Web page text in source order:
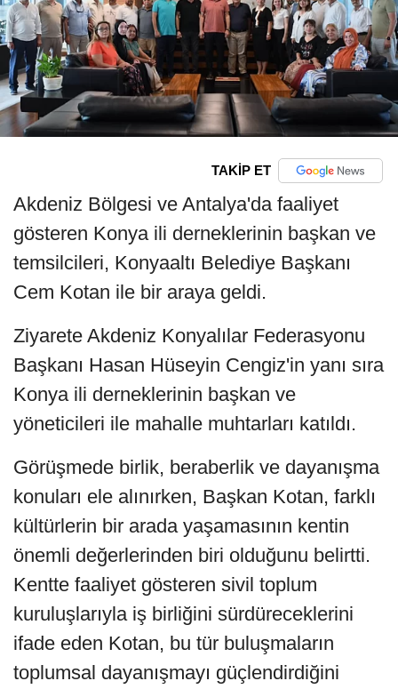
TAKİP ET
Akdeniz Bölgesi ve Antalya'da faaliyet
gösteren Konya ili derneklerinin başkan ve
temsilcileri, Konyaaltı Belediye Başkanı
Cem Kotan ile bir araya geldi.
Ziyarete Akdeniz Konyalılar Federasyonu
Başkanı Hasan Hüseyin Cengiz'in yanı sıra
Konya ili derneklerinin başkan ve
yöneticileri ile mahalle muhtarları katıldı.
Görüşmede birlik, beraberlik ve dayanışma
konuları ele alınırken, Başkan Kotan, farklı
kültürlerin bir arada yaşamasının kentin
önemli değerlerinden biri olduğunu belirtti.
Kentte faaliyet gösteren sivil toplum
kuruluşlarıyla iş birliğini sürdüreceklerini
ifade eden Kotan, bu tür buluşmaların
toplumsal dayanışmayı güçlendirdiğini